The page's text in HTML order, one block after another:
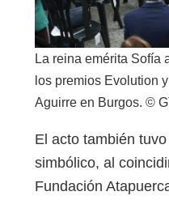
La reina emérita Sofía
los premios Evolution
Aguirre en Burgos. ©
El acto también
simbólico, al
Fundación